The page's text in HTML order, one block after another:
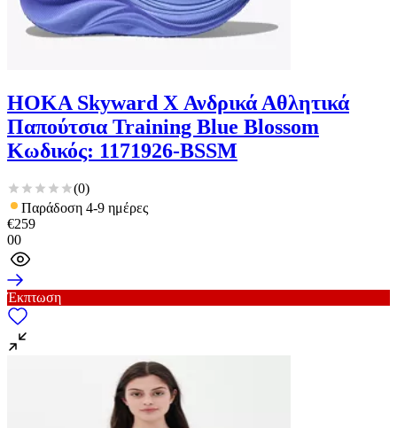
HOKA Skyward X Ανδρικά Αθλητικά
Παπούτσια Training Blue Blossom
Κωδικός: 1171926-BSSM
(0)
Παράδοση 4-9 ημέρες
€259
00
Έκπτωση